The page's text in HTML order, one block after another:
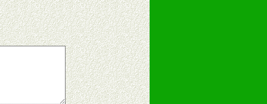
作手册、专柜咨询手册等各种市